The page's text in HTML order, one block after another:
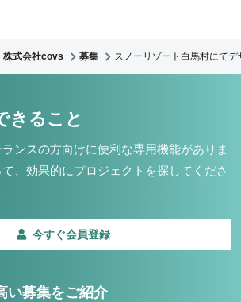
株式会社covs 募集 スノーリゾート白馬村にて
きること
ンスの方向けに便利な専用機能がありま
、効果的にプロジェクトを探してくださ
今すぐ会員登録
い募集をご紹介